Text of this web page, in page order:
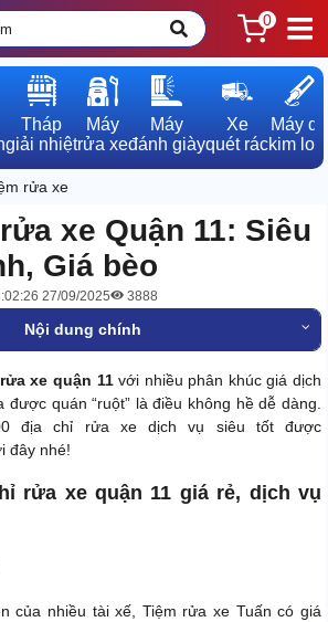
0
Tháp
giải nhiệt
Máy
rửa xe
Máy
đánh giày
Xe
quét rác
Máy dò
kim loại
rửa xe
xe Quận 11: Siêu
Giá bèo
27/09/2025 3888
Nội dung chính
rửa xe quận 11với nhiều phân khúc giá dịch
quán “ruột” là điều không hề dễ dàng.
địa chỉ rửa xe dịch vụ siêu tốt được
đây nhé!
rửa xe quận 11 giá rẻ, dịch vụ
của nhiều tài xế, Tiệm rửa xe Tuấn có giá